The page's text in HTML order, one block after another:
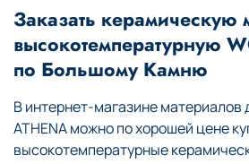
Заказать керамическую
высокотемпературную
по Большому Камню
В интернет-магазине материалов
ATHENA можно по хорошей цене
высокотемпературные